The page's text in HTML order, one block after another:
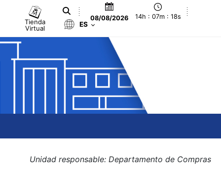
Tienda
Virtual
08/08/2026 14h : 07m : 18s
ES
Unidad responsable: Departamento de Compras